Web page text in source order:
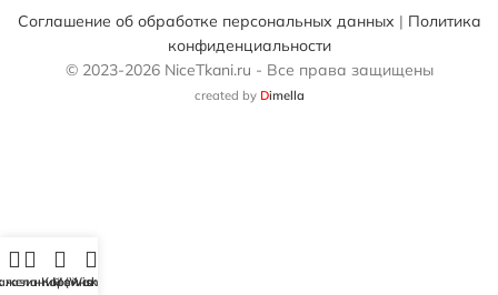
Соглашение об обработке персональных данных | Политика
конфиденциальности
© 2023-2026 NiceTkani.ru - Все права защищены
created by Dimella
желаний (Wishlist)
Корзина
Мой аккаунт